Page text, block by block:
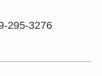
295-3276